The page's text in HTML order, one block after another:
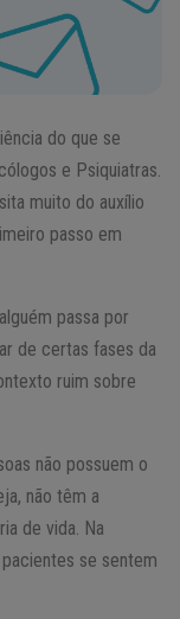
do que se
e Psiquiatras.
muito do auxílio
passo em
passa por
de certas fases da
ruim sobre
não possuem o
não têm a
de vida. Na
se sentem